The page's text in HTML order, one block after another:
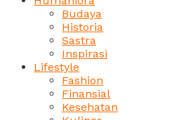
Budaya
Historia
Sastra
Inspirasi
Lifestyle
Fashion
Finansial
Kesehatan